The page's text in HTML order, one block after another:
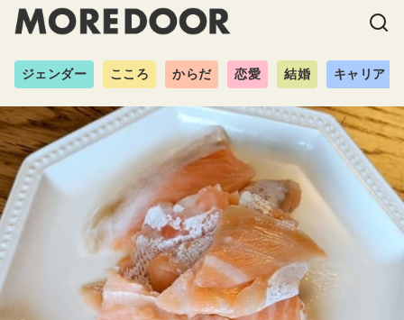
ジェンダー こころ からだ 恋愛 結婚 キャリア